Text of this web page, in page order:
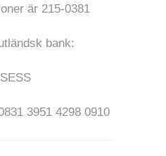
är 215-0381
bank:
3951 4298 0910